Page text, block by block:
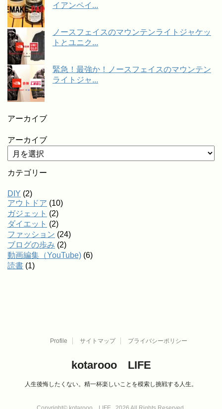
イアンペイ...
ノースフェイスのマウンテンライトジャケッ
トとユニク...
緊急！最強か！ノースフェイスのマウンテン
ライトジャ...
アーカイブ
アーカイブ
カテゴリー
DIY (2)
アウトドア (10)
ガジェット (2)
ダイエット (2)
ファッション (24)
ブログの歩み (2)
動画編集（YouTube) (6)
読書 (1)
Profile サイトマップ プライバシーポリシー
kotarooo LIFE
人生後悔したくない。精一杯楽しいことを模索し挑戦する人生。